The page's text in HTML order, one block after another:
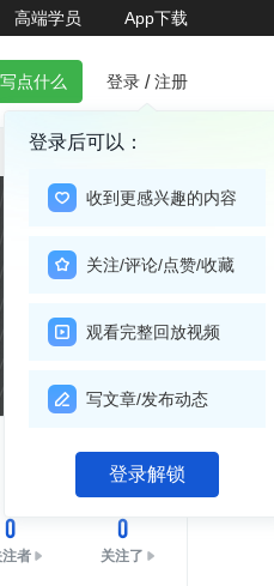
高端学员 App下载
写点什么 登录 / 注册
登录后可以：
收到更感兴趣的内容
关注/评论/点赞/收藏
观看完整回放视频
写文章/发布动态
登录解锁
关注
0
注者
0
关注了